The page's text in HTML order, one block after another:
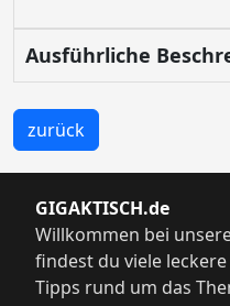
Ausführliche
zurück
GIGAKTISCH.de
Willkommen bei
findest du viele
Tipps rund um das